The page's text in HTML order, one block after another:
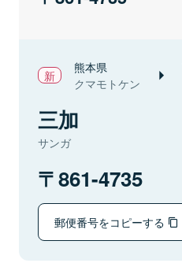
熊本県
クマモトケン
三加
サンガ
861-4735
郵便番号をコピーする